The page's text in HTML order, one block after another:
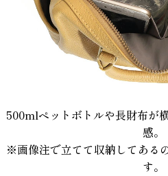
500mlペットボトルや長財布が
感。
※画像注で立てて収納してある
す。